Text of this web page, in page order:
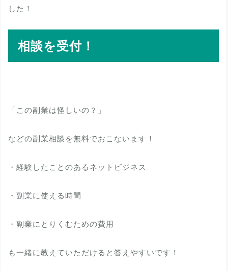
した！
相談を受付！
「この副業は怪しいの？」
などの副業相談を無料でおこないます！
・経験したことのあるネットビジネス
・副業に使える時間
・副業にとりくむための費用
も一緒に教えていただけると答えやすいです！